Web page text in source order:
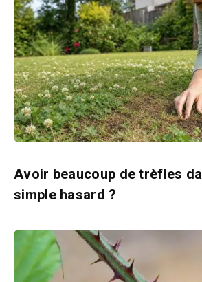
Avoir beaucoup de trèfles
simple hasard ?